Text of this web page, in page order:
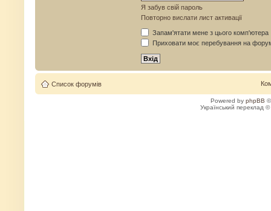
Я забув свій пароль
Повторно вислати лист активації
Запам'ятати мене з цього комп'ютера
Приховати моє перебування на
Список форумів
Powered by phpBB
Український переклад